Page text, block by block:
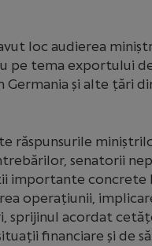
loc audierea
pe tema exportului
Germania și alte țări
răspunsurile
senatorii
importante concrete
operațiunii,
sprijinul acordat
financiare și de